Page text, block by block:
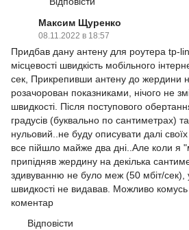
Максим Щуренко
08.11.2022 в 18:57
Придбав дану антену для роутера tp-
місцевості швидкість мобільного
сек, Прикрепивши антену до жердини
розачорован показниками, нічого не
швидкості. Після поступового
градусів (буквально по сантиметрах)
нульовий..не буду описувати далі
все пійшло майже два дні..Але коли я
припідняв жердину на декілька
здивуванню не було меж (50 мбіт/сек),
швидкості не видавав. Можливо
коментар
Відповісти